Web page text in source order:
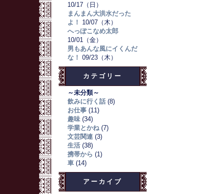
10/17（日）
まんまん大洪水だった
よ！
10/07（木）
へっぽこなめ太郎
10/01（金）
男もあんな風にイくんだ
な！ 09/23（木）
カテゴリー
～未分類～
飲みに行く話 (8)
お仕事 (11)
趣味 (34)
学業とかね (7)
文芸関連 (3)
生活 (38)
携帯から (1)
車 (14)
アーカイブ